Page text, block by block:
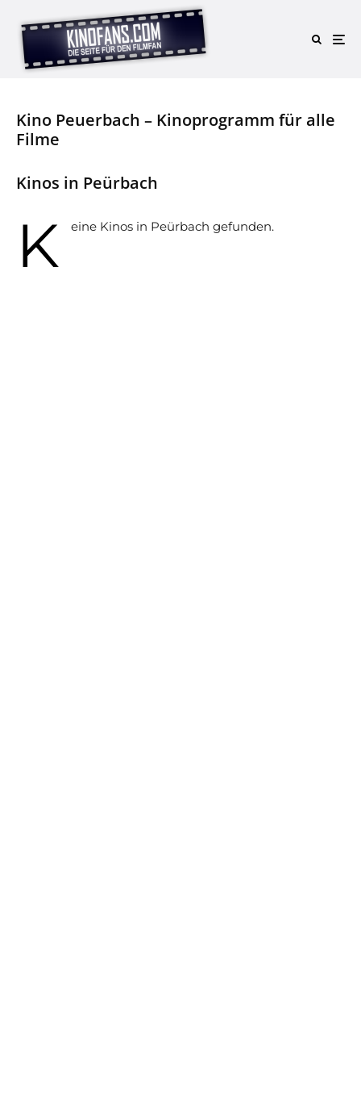
Kino Peuerbach – Kinoprogramm für alle
Filme
Kinos in Peürbach
K eine Kinos in Peürbach gefunden.